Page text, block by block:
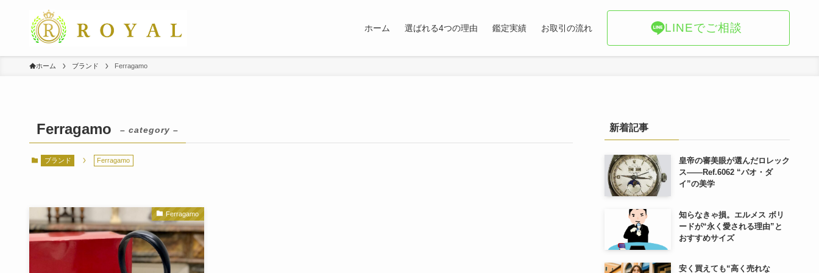
ホーム 選ばれる4つの理由 鑑定実績 お取引の流れ LINEでご相談
ホーム ブランド Ferragamo
Ferragamo – category –
ブランド Ferragamo
Ferragamo
新着記事
皇帝の審美眼が選んだロレック
ス――Ref.6062 “バオ・ダ
イ”の美学
知らなきゃ損。エルメス ボリ
ードが“永く愛される理由”と
おすすめサイズ
安く買えても“高く売れな